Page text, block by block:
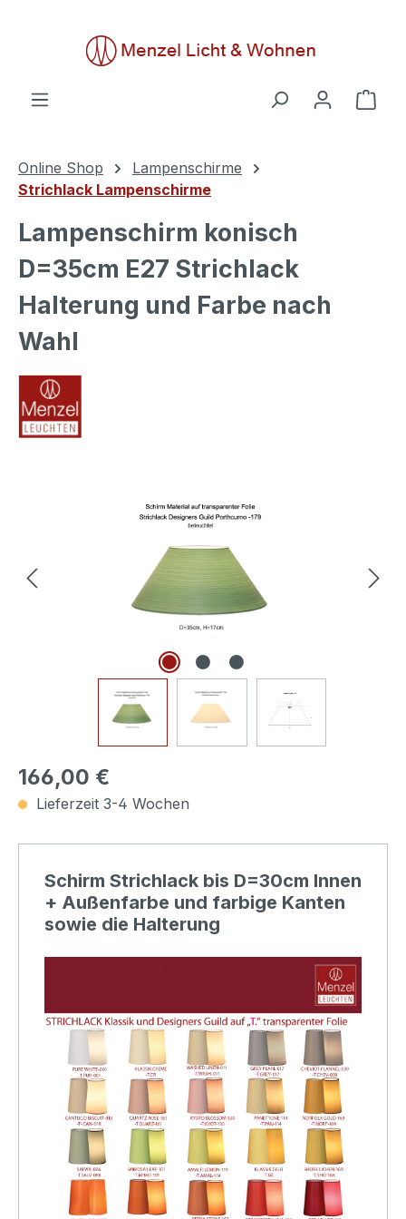
Online Shop
Lampenschirme
Strichlack Lampenschirme
Lampenschirm konisch
D=35cm E27 Strichlack
Halterung und Farbe nach
Wahl
166,00 €
Lieferzeit 3-4 Wochen
Schirm Strichlack bis D=30cm Innen
+ Außenfarbe und farbige Kanten
sowie die Halterung